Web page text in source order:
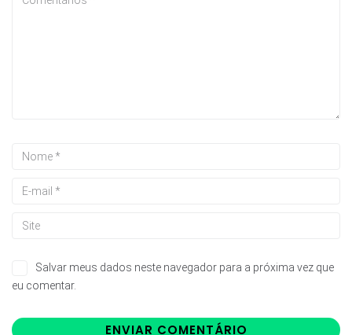
Salvar meus dados neste navegador para a próxima vez que
eu comentar.